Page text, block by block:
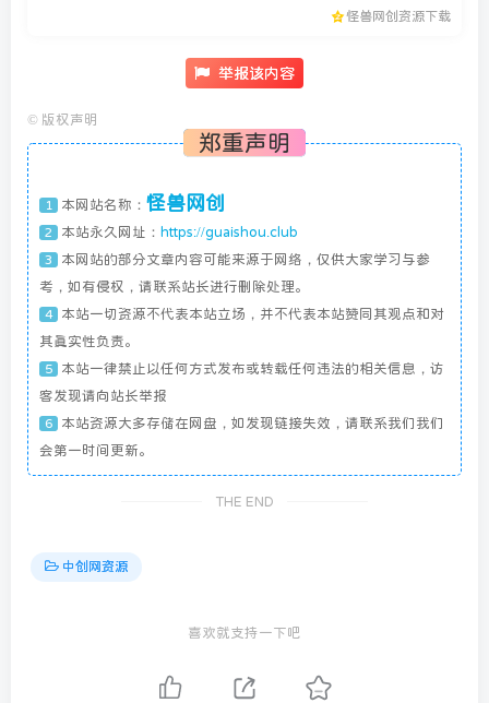
怪兽网创资源下载
举报该内容
© 版权声明
郑重声明
1 本网站名称： 怪兽网创
2 本站永久网址： https://guaishou.club
3
本网站的部分文章内容可能来源于网络，仅供大家学习与参
考，如有侵权，请联系站长进行删除处理。
4
本站一切资源不代表本站立场，并不代表本站赞同其观点和对
其真实性负责。
5
本站一律禁止以任何方式发布或转载任何违法的相关信息，访
客发现请向站长举报
6
本站资源大多存储在网盘，如发现链接失效，请联系我们我们
会第一时间更新。
THE END
中创网资源
喜欢就支持一下吧